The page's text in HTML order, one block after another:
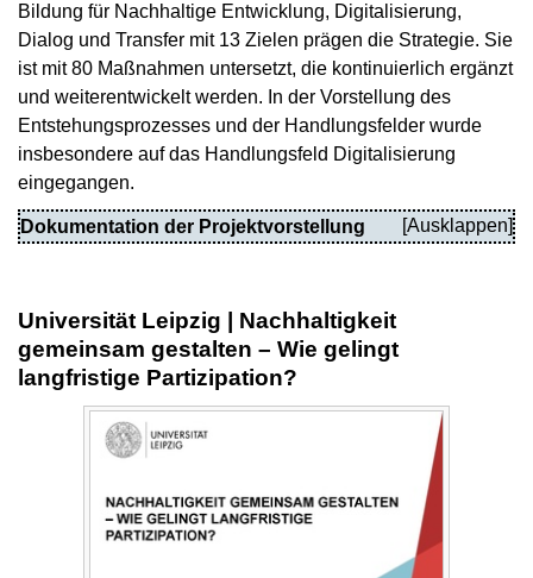
Bildung für Nachhaltige Entwicklung, Digitalisierung,
Dialog und Transfer mit 13 Zielen prägen die Strategie. Sie
ist mit 80 Maßnahmen untersetzt, die kontinuierlich ergänzt
und weiterentwickelt werden. In der Vorstellung des
Entstehungsprozesses und der Handlungsfelder wurde
insbesondere auf das Handlungsfeld Digitalisierung
eingegangen.
Dokumentation der Projektvorstellung
Universität Leipzig | Nachhaltigkeit
gemeinsam gestalten – Wie gelingt
langfristige Partizipation?